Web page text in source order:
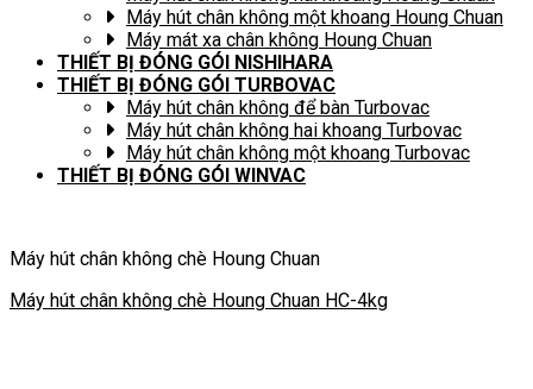
Máy hút chân không một khoang Houng Chuan
Máy mát xa chân không Houng Chuan
THIẾT BỊ ĐÓNG GÓI NISHIHARA
THIẾT BỊ ĐÓNG GÓI TURBOVAC
Máy hút chân không để bàn Turbovac
Máy hút chân không hai khoang Turbovac
Máy hút chân không một khoang Turbovac
THIẾT BỊ ĐÓNG GÓI WINVAC
Máy hút chân không chè Houng Chuan
Máy hút chân không chè Houng Chuan HC-4kg